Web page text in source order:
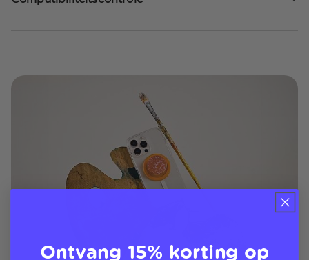
Ontvang 15% korting op